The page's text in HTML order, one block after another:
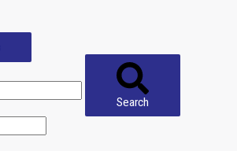
Search